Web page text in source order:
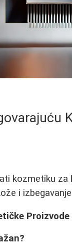
kozmetiku
i
Proizvode